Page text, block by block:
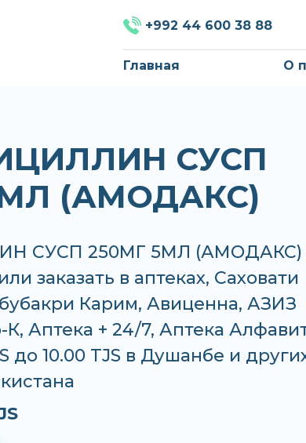
+992 44 600 38 88
Главная О
СУСП
(АМОДАКС)
СУСП 250МГ 5МЛ (АМОДАКС)
заказать в аптеках, Саховати
Карим, Авиценна, АЗИЗ
Аптека + 24/7, Аптека
до 10.00 TJS в Душанбе и